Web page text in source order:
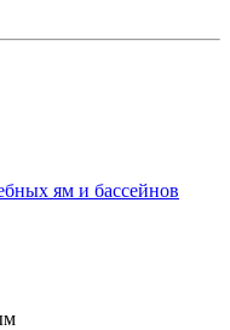
ям и бассейнов